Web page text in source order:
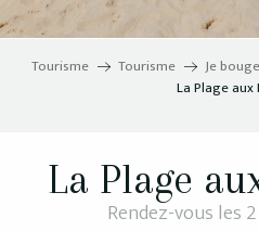
Tourisme Tourisme Je bouge
La Plage aux
La Plage
Rendez-vous les